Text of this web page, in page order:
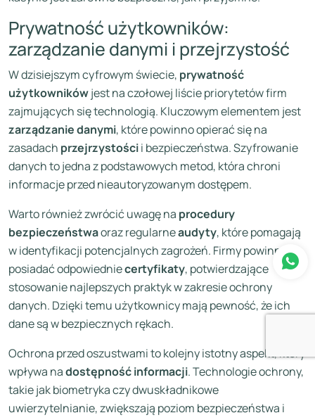
Prywatność użytkowników:
zarządzanie danymi i przejrzystość
W dzisiejszym cyfrowym świecie, prywatność
użytkownikówjest na czołowej liście priorytetów firm
zajmujących się technologią. Kluczowym elementem jest
zarządzanie danymi, które powinno opierać się na
zasadach przejrzystościi bezpieczeństwa. Szyfrowanie
danych to jedna z podstawowych metod, która chroni
informacje przed nieautoryzowanym dostępem.
Warto również zwrócić uwagę na procedury
bezpieczeństwaoraz regularneaudyty, które pomagają
w identyfikacji potencjalnych zagrożeń. Firmy powinny
posiadać odpowiedniecertyfikaty, potwierdzające
stosowanie najlepszych praktyk w zakresie ochrony
danych. Dzięki temu użytkownicy mają pewność, że ich
dane są w bezpiecznych rękach.
Ochrona przed oszustwami to kolejny istotny aspekt, który
wpływa nadostępność informacji. Technologie ochrony,
takie jak biometryka czy dwuskładnikowe
uwierzytelnianie, zwiększają poziom bezpieczeństwa i